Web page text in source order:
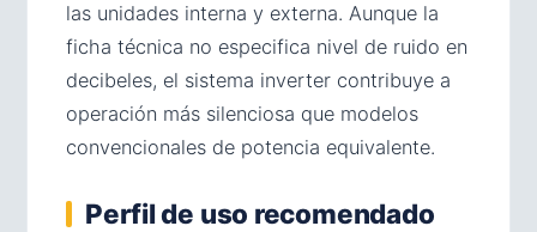
las unidades interna y externa. Aunque la
ficha técnica no especifica nivel de ruido en
decibeles, el sistema inverter contribuye a
operación más silenciosa que modelos
convencionales de potencia equivalente.
Perfil de uso recomendado